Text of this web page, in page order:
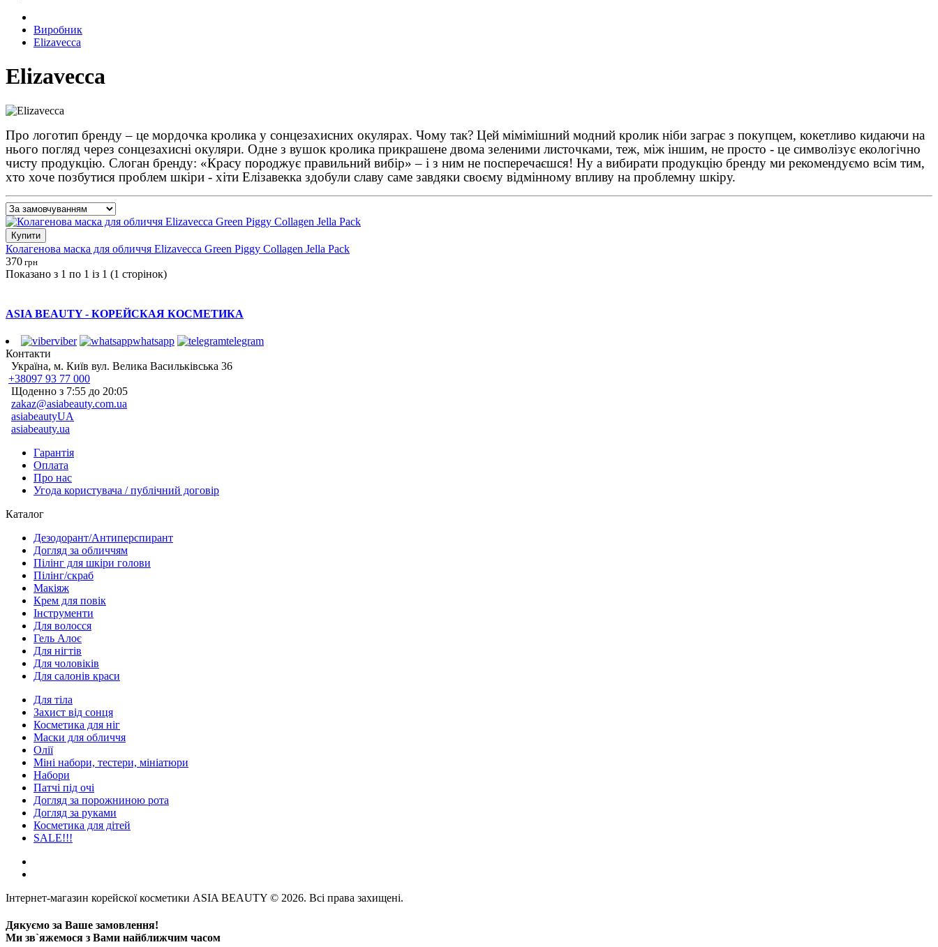
Виробник
Elizavecca
Elizavecca
Про логотип бренду – це мордочка кролика у сонцезахисних окулярах. Чому так? Цей мімімішний модний кролик ніби заграє з покупцем, кокетливо кидаючи на
нього погляд через сонцезахисні окуляри. Одне з вушок кролика прикрашене двома зеленими листочками, теж, між іншим, не просто - це символізує екологічно
чисту продукцію. Слоган бренду: «Красу породжує правильний вибір» – і з ним не посперечаєшся! Ну а вибирати продукцію бренду ми рекомендуємо всім тим,
хто хоче позбутися проблем шкіри - хіти Елізавекка здобули славу саме завдяки своєму відмінному впливу на проблемну шкіру.
Купити
Колагенова маска для обличчя Elizavecca Green Piggy Collagen Jella Pack
370 грн
Показано з 1 по 1 із 1 (1 сторінок)
ASIA BEAUTY - КОРЕЙСКАЯ КОСМЕТИКА
viber whatsapp
telegram
Контакти
Україна, м. Київ вул. Велика Васильківська 36
+38097 93 77 000
Щоденно з 7:55 до 20:05
zakaz@asiabeauty.com.ua
asiabeautyUA
asiabeauty.ua
Гарантія
Оплата
Про нас
Угода користувача / публічний договір
Каталог
Дезодорант/Антиперспирант
Догляд за обличчям
Пілінг для шкіри голови
Пілінг/скраб
Макіяж
Крем для повік
Інструменти
Для волосся
Гель Алоє
Для нігтів
Для чоловіків
Для салонів краси
Для тіла
Захист від сонця
Косметика для ніг
Маски для обличчя
Олії
Міні набори, тестери, мініатюри
Набори
Патчі під очі
Догляд за порожниною рота
Догляд за руками
Косметика для дітей
SALE!!!
Інтернет-магазин корейскої косметики ASIA BEAUTY © 2026. Всі права захищені.
Дякуємо за Ваше замовлення!
Ми зв`яжемося з Вами найближчим часом